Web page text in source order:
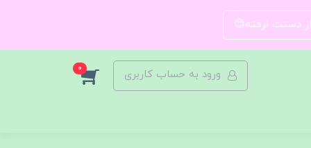
از دستت نرفته😍
ورود به حساب کاربری 0